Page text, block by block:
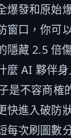
爆發和原始
窗口，你可
隱藏 2.5 倍
麼 AI 夥伴
是不容商榷
快進入破防
每次刷圖數